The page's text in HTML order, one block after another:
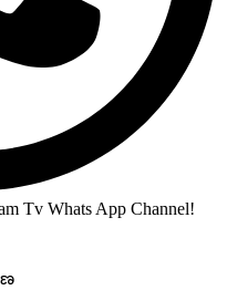
Tv Whats App Channel!